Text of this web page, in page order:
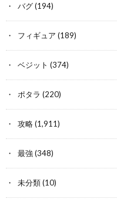
バグ(194)
フィギュア (189)
ベジット (374)
ポタラ (220)
攻略(1,911)
最強 (348)
未分類(10)